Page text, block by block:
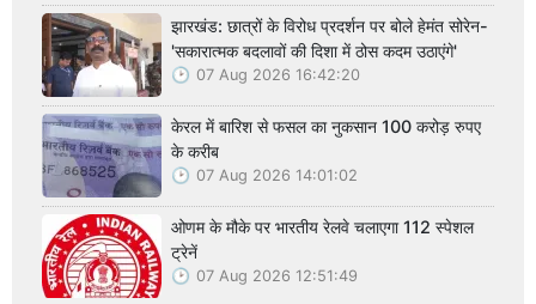
झारखंड: छात्रों के विरोध प्रदर्शन पर बोले हेमंत सोरेन-
'सकारात्मक बदलावों की दिशा में ठोस कदम उठाएंगे'
07 Aug 2026 16:42:20
केरल में बारिश से फसल का नुकसान 100 करोड़ रुपए
के करीब
07 Aug 2026 14:01:02
ओणम के मौके पर भारतीय रेलवे चलाएगा 112 स्पेशल
ट्रेनें
07 Aug 2026 12:51:49